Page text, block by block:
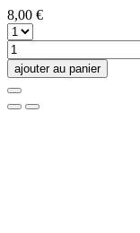
8,00 €
ajouter au panier